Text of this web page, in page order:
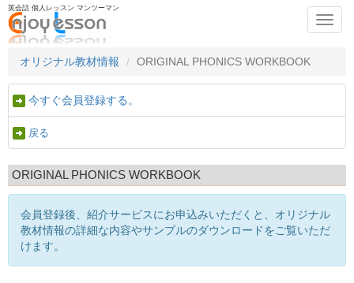
英会話 個人レッスン マンツーマン
オリジナル教材情報
ORIGINAL PHONICS WORKBOOK
今すぐ会員登録する。
戻る
ORIGINAL PHONICS WORKBOOK
会員登録後、紹介サービスにお申込みいただくと、オリジナル
教材情報の詳細な内容やサンプルのダウンロードをご覧いただ
けます。